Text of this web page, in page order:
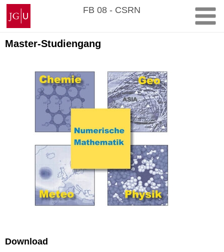
Zum
Inhalt
springen
Johannes
Gutenberg-
Universität
Mainz
FB 08 - CSRN
Master-Studiengang
Download